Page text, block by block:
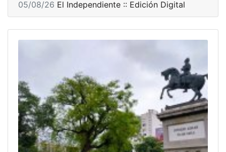
05/08/26 El Independiente :: Edición Digital